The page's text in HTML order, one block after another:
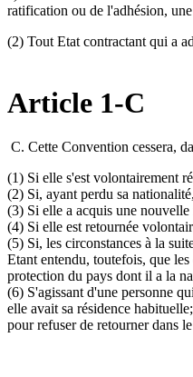
ratification ou de l'adhésion,
(2) Tout Etat contractant qui a
Article 1-C
C. Cette Convention cessera,
(1) Si elle s'est volontairement
(2) Si, ayant perdu sa
(3) Si elle a acquis une
(4) Si elle est retournée
(5) Si, les circonstances à la
Etant entendu, toutefois, que
protection du pays dont il a la
(6) S'agissant d'une personne
elle avait sa résidence
pour refuser de retourner dans